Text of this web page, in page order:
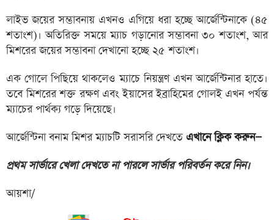
লাইভ জয়ের সম্ভাবনায় এখনও এগিয়ে ধরা হচ্ছে আর্জেন্টিনাকে (৪৫
শতাংশ)। অতিরিক্ত সময়ে ম্যাচ গড়ানোর সম্ভাবনা ৩০ শতাংশ, আর
মিশরের জয়ের সম্ভাবনা দেখানো হচ্ছে ২৫ শতাংশ।
এক গোলে পিছিয়ে থাকলেও ম্যাচে নিয়ন্ত্রণ এখন আর্জেন্টিনার হাতে।
তবে মিশরের শক্ত রক্ষণ এবং ইয়াসের ইব্রাহিমের গোলই এখন পর্যন্ত
ম্যাচের পার্থক্য গড়ে দিয়েছে।
আর্জেন্টিনা বনাম মিশর ম্যাচটি সরাসরি দেখতে এখানে ক্লিক করুন—
প্রথম সার্ভারে খেলা দেখতে না পারলে সার্ভার পরিবর্তন করে নিন।
আয়শা/